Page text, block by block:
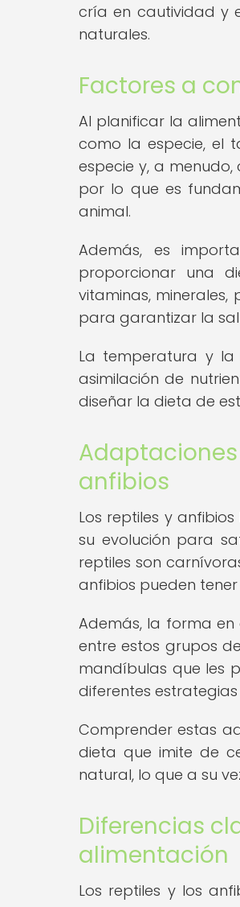
cría en cautividad y
naturales.
Factores a
Al planificar la
como la especie, el
especie y, a
por lo que es
animal.
Además, es
proporcionar una
vitaminas,
para garantizar la
La temperatura y la
asimilación de
diseñar la dieta de
anfibios
Los reptiles y
su evolución para
reptiles son
anfibios pueden
Además, la forma
entre estos grupos
mandíbulas que les
diferentes
Comprender estas
dieta que imite de
natural, lo que a su
Diferencias
alimentación
Los reptiles y los